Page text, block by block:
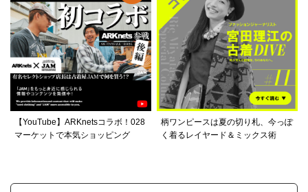
【YouTube】ARKnetsコラボ！028
マーケットで本気ショッピング
柄ワンピースは夏の切り札、今っぽ
く着るレイヤード＆ミックス術